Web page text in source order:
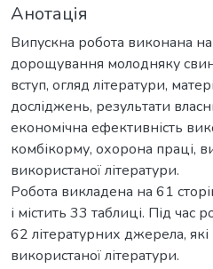
Анотація
Випускна робота виконана на
дорощування молодняку
вступ, огляд літератури,
досліджень, результати
економічна ефективність
комбікорму, охорона праці,
використаної літератури.
Робота викладена на 61
і містить 33 таблиці. Під час
62 літературних джерела,
використаної літератури.